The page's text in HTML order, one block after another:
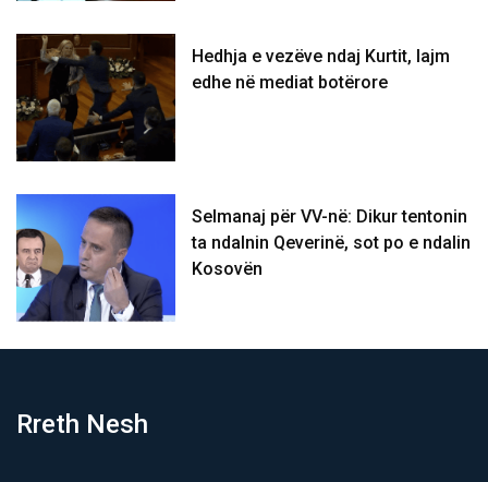
Hedhja e vezëve ndaj Kurtit, lajm
edhe në mediat botërore
Selmanaj për VV-në: Dikur tentonin
ta ndalnin Qeverinë, sot po e ndalin
Kosovën
Rreth Nesh